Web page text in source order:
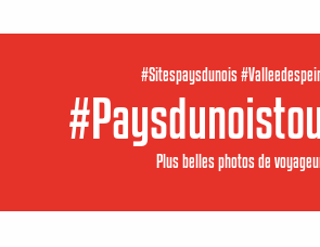
#Sitespaysdunois
Plus belles photos de